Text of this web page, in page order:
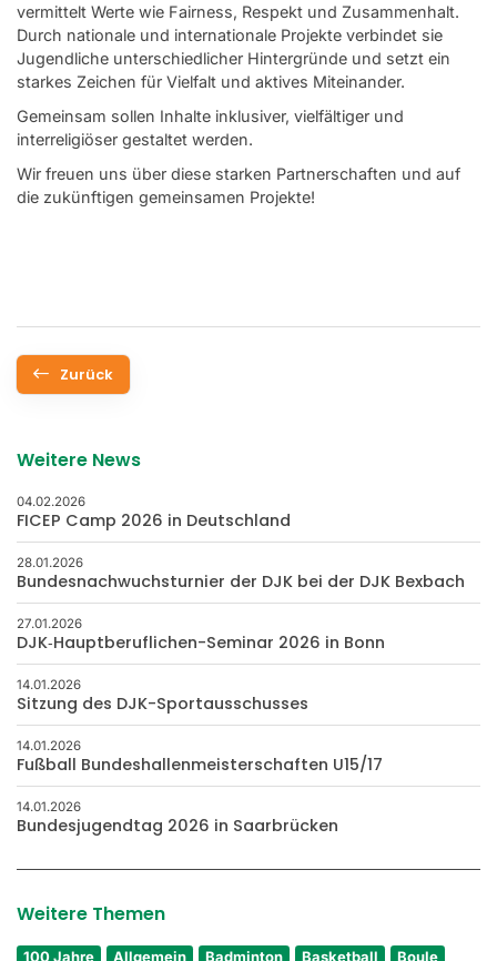
vermittelt Werte wie Fairness, Respekt und Zusammenhalt.
Durch nationale und internationale Projekte verbindet sie
Jugendliche unterschiedlicher Hintergründe und setzt ein
starkes Zeichen für Vielfalt und aktives Miteinander.
Gemeinsam sollen Inhalte inklusiver, vielfältiger und
interreligiöser gestaltet werden.
Wir freuen uns über diese starken Partnerschaften und auf
die zukünftigen gemeinsamen Projekte!
Zurück
Weitere News
04.02.2026
FICEP Camp 2026 in Deutschland
28.01.2026
Bundesnachwuchsturnier der DJK bei der DJK Bexbach
27.01.2026
DJK‑Hauptberuflichen-Seminar 2026 in Bonn
14.01.2026
Sitzung des DJK-Sportausschusses
14.01.2026
Fußball Bundeshallenmeisterschaften U15/17
14.01.2026
Bundesjugendtag 2026 in Saarbrücken
Weitere Themen
100 Jahre Allgemein Badminton Basketball Boule